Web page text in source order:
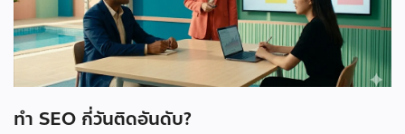
ทำ SEO กี่วันติดอันดับ?